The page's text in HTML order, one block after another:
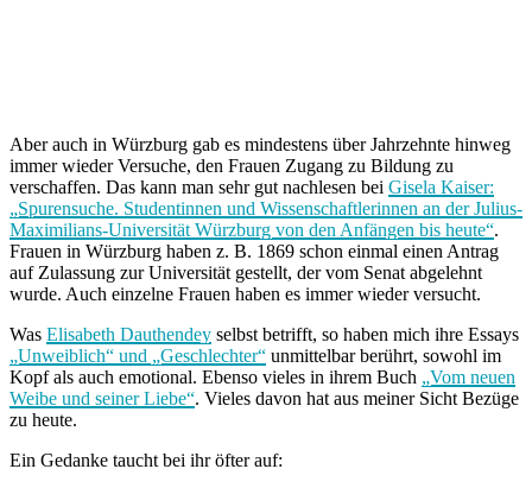
Aber auch in Würzburg gab es mindestens über Jahrzehnte hinweg
immer wieder Versuche, den Frauen Zugang zu Bildung zu
verschaffen. Das kann man sehr gut nachlesen bei Gisela Kaiser:
„Spurensuche. Studentinnen und Wissenschaftlerinnen an der Julius-
Maximilians-Universität Würzburg von den Anfängen bis heute“.
Frauen in Würzburg haben z. B. 1869 schon einmal einen Antrag
auf Zulassung zur Universität gestellt, der vom Senat abgelehnt
wurde. Auch einzelne Frauen haben es immer wieder versucht.
Was Elisabeth Dauthendey selbst betrifft, so haben mich ihre Essays
„Unweiblich“ und „Geschlechter“ unmittelbar berührt, sowohl im
Kopf als auch emotional. Ebenso vieles in ihrem Buch „Vom neuen
Weibe und seiner Liebe“. Vieles davon hat aus meiner Sicht Bezüge
zu heute.
Ein Gedanke taucht bei ihr öfter auf: